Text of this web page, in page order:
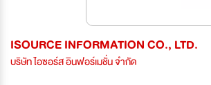
ISOURCE INFORMATION CO., LTD.
บริษัท ไอซอร์ส อินฟอร์เมชั่น จำกัด